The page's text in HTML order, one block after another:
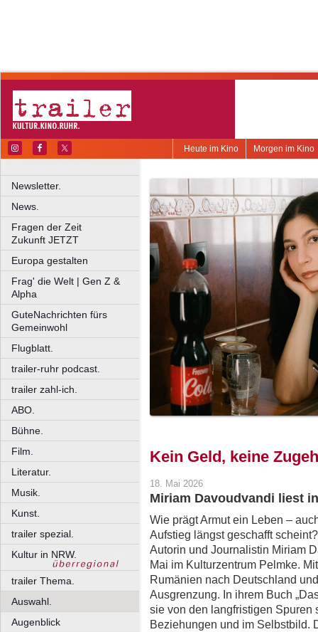
Morgen im Kino
Heute im Kino
Newsletter.
News.
Fragen der Zeit
Zukunft JETZT
Europa gestalten
Frag' die Welt | Gen Z &
Alpha
GuteNachrichten fürs
Gemeinwohl
Flugblatt.
trailer-ruhr podcast.
trailer zahl-ich.
ABO.
Bühne.
Film.
Literatur.
Musik.
Kunst.
trailer spezial.
Kultur in NRW.
trailer Thema.
Auswahl.
Augenblick
Kein Geld, keine
18. Mai 2026
Miriam Davoudvandi liest
Wie prägt Armut ein Leben –
Aufstieg längst geschafft
Autorin und Journalistin Miriam
Mai im Kulturzentrum Pelmke.
Rumänien nach Deutschland
Ausgrenzung. In ihrem Buch
sie von den langfristigen
Beziehungen und im Selbstbild.